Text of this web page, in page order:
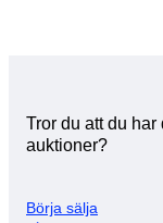
Tror du att du
auktioner?
Börja sälja